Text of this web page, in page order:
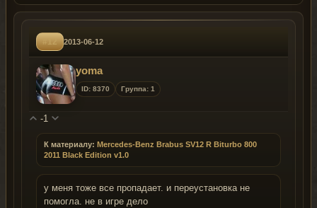
#12 2013-06-12
yoma
ID: 8370 Группа: 1
-1
К материалу: Mercedes-Benz Brabus SV12 R Biturbo 800
2011 Black Edition v1.0
у меня тоже все пропадает. и переустановка не
помогла. не в игре дело